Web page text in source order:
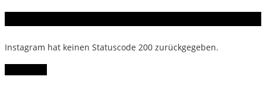
Instagram hat keinen Statuscode 200 zurückgegeben.